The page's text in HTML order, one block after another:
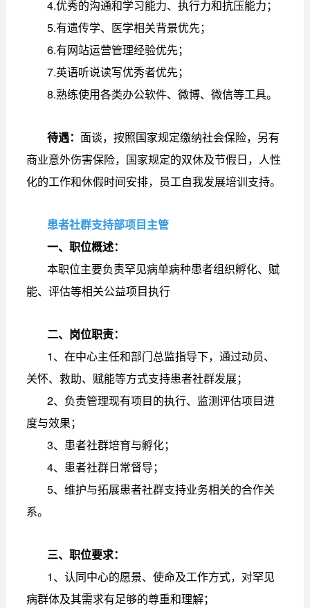
4.优秀的沟通和学习能力、执行力和抗压能力；
5.有遗传学、医学相关背景优先；
6.有网站运营管理经验优先；
7.英语听说读写优秀者优先；
8.熟练使用各类办公软件、微博、微信等工具。
待遇： 面谈，按照国家规定缴纳社会保险，另有
商业意外伤害保险，国家规定的双休及节假日，人性
化的工作和休假时间安排，员工自我发展培训支持。
患者社群支持部项目主管
一、职位概述：
本职位主要负责罕见病单病种患者组织孵化、赋
能、评估等相关公益项目执行
二、岗位职责：
1、在中心主任和部门总监指导下，通过动员、
关怀、救助、赋能等方式支持患者社群发展；
2、负责管理现有项目的执行、监测评估项目进
度与效果；
3、患者社群培育与孵化；
4、患者社群日常督导；
5、维护与拓展患者社群支持业务相关的合作关
系。
三、职位要求：
1、认同中心的愿景、使命及工作方式，对罕见
病群体及其需求有足够的尊重和理解；